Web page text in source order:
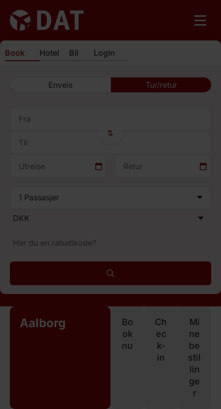
Book Hotel Bil Login
⇄
Enveis Tur/retur
1 Passasjer
Aalborg
Bo
ok
nu
Ch
ec
k-
in
Mi
ne
be
stil
lin
ge
r